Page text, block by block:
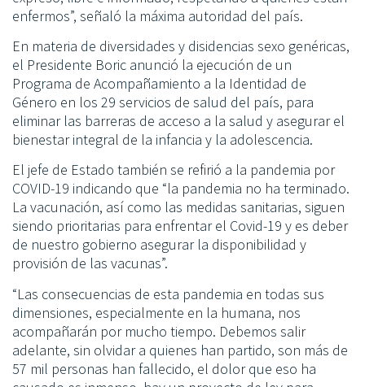
enfermos”, señaló la máxima autoridad del país.
En materia de diversidades y disidencias sexo genéricas,
el Presidente Boric anunció la ejecución de un
Programa de Acompañamiento a la Identidad de
Género en los 29 servicios de salud del país, para
eliminar las barreras de acceso a la salud y asegurar el
bienestar integral de la infancia y la adolescencia.
El jefe de Estado también se refirió a la pandemia por
COVID-19 indicando que “la pandemia no ha terminado.
La vacunación, así como las medidas sanitarias, siguen
siendo prioritarias para enfrentar el Covid-19 y es deber
de nuestro gobierno asegurar la disponibilidad y
provisión de las vacunas”.
“Las consecuencias de esta pandemia en todas sus
dimensiones, especialmente en la humana, nos
acompañarán por mucho tiempo. Debemos salir
adelante, sin olvidar a quienes han partido, son más de
57 mil personas han fallecido, el dolor que eso ha